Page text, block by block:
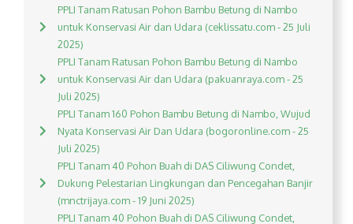
PPLI Tanam Ratusan Pohon Bambu Betung di Nambo
untuk Konservasi Air dan Udara (ceklissatu.com - 25 Juli
2025)
PPLI Tanam Ratusan Pohon Bambu Betung di Nambo
untuk Konservasi Air dan Udara (pakuanraya.com - 25
Juli 2025)
PPLI Tanam 160 Pohon Bambu Betung di Nambo, Wujud
Nyata Konservasi Air Dan Udara (bogoronline.com - 25
Juli 2025)
PPLI Tanam 40 Pohon Buah di DAS Ciliwung Condet,
Dukung Pelestarian Lingkungan dan Pencegahan Banjir
(mnctrijaya.com - 19 Juni 2025)
PPLI Tanam 40 Pohon Buah di DAS Ciliwung Condet,